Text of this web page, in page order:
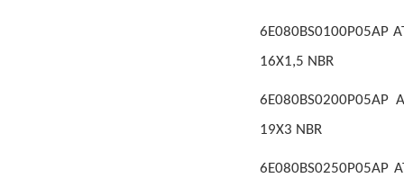
6E080BS0100P05AP
16X1,5 NBR
6E080BS0200P05AP
19X3 NBR
6E080BS0250P05AP